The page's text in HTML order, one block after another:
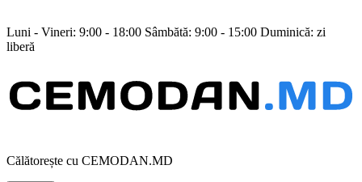
Luni - Vineri: 9:00 - 18:00 Sâmbătă: 9:00 - 15:00 Duminică: zi
liberă
Călătorește cu CEMODAN.MD